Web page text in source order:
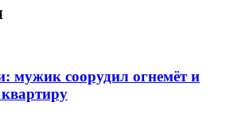
мужик соорудил огнемёт и